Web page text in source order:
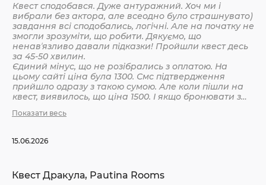
Квест сподобався. Дуже антуражний. Хоч ми і
вибрали без актора, але всеодно було страшнувато)
завдання всі сподобались, логічні. Але на початку не
змогли зрозуміти, що робити. Дякуємо, що
ненавʼязливо давали підказки! Пройшли квест десь
за 45-50 хвилин.
Єдиний мінус, що не розібрались з оплатою. На
цьому сайті ціна була 1300. Смс підтвердження
прийшло одразу з такою сумою. Але коли пішли на
квест, виявилось, що ціна 1500. І якщо бронювати з
невелика, але всеодно уточнюйте при бронюванні
Показати весь
15.06.2026
Квест Дракула, Pautina Rooms